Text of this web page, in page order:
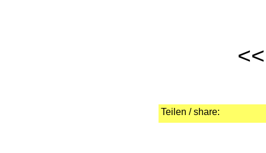
Teilen / share: